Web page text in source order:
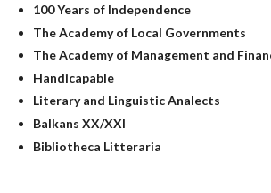
Linguistics
Judaica
Culture and art
Literary Studies
Mathematics
Pedagogy
Textbooks for foreigners
100 Years of Independence
The Academy of Local Governments
The Academy of Management and
Handicapable
Literary and Linguistic Analects
Balkans XX/XXI
Bibliotheca Litteraria